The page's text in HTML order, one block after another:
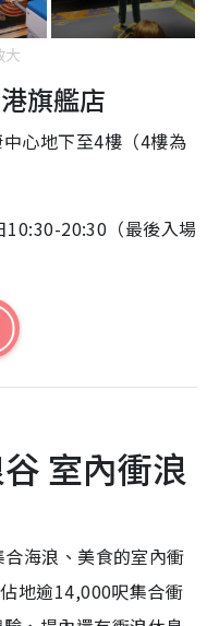
大
旗艦店
心地下至4樓（4樓為
20:30（最後入場
室內衝浪
海浪、美食的室內衝
地逾14,000呎集合衝